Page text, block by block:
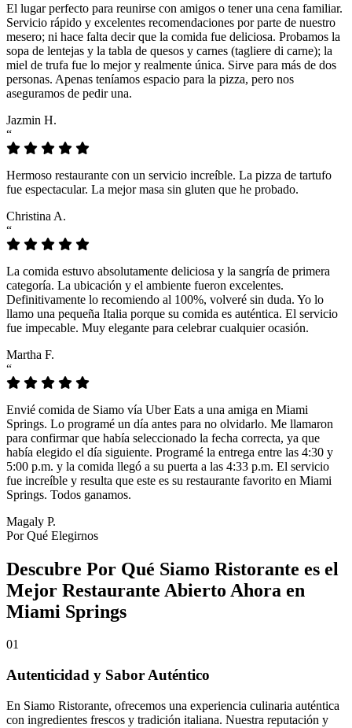
El lugar perfecto para reunirse con amigos o tener una cena familiar.
Servicio rápido y excelentes recomendaciones por parte de nuestro
mesero; ni hace falta decir que la comida fue deliciosa. Probamos la
sopa de lentejas y la tabla de quesos y carnes (tagliere di carne); la
miel de trufa fue lo mejor y realmente única. Sirve para más de dos
personas. Apenas teníamos espacio para la pizza, pero nos
aseguramos de pedir una.
Jazmin H.
“
Hermoso restaurante con un servicio increíble. La pizza de tartufo
fue espectacular. La mejor masa sin gluten que he probado.
Christina A.
“
La comida estuvo absolutamente deliciosa y la sangría de primera
categoría. La ubicación y el ambiente fueron excelentes.
Definitivamente lo recomiendo al 100%, volveré sin duda. Yo lo
llamo una pequeña Italia porque su comida es auténtica. El servicio
fue impecable. Muy elegante para celebrar cualquier ocasión.
Martha F.
“
Envié comida de Siamo vía Uber Eats a una amiga en Miami
Springs. Lo programé un día antes para no olvidarlo. Me llamaron
para confirmar que había seleccionado la fecha correcta, ya que
había elegido el día siguiente. Programé la entrega entre las 4:30 y
5:00 p.m. y la comida llegó a su puerta a las 4:33 p.m. El servicio
fue increíble y resulta que este es su restaurante favorito en Miami
Springs. Todos ganamos.
Magaly P.
Por Qué Elegirnos
Descubre Por Qué Siamo Ristorante es el
Mejor Restaurante Abierto Ahora en
Miami Springs
01
Autenticidad y Sabor Auténtico
En Siamo Ristorante, ofrecemos una experiencia culinaria auténtica
con ingredientes frescos y tradición italiana. Nuestra reputación y